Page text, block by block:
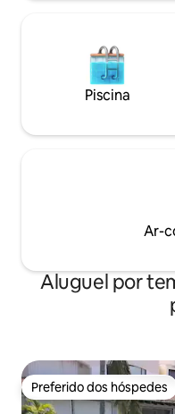
Piscina
Ar-
Aluguel por
Preferido dos hóspedes
Preferido dos hóspedes